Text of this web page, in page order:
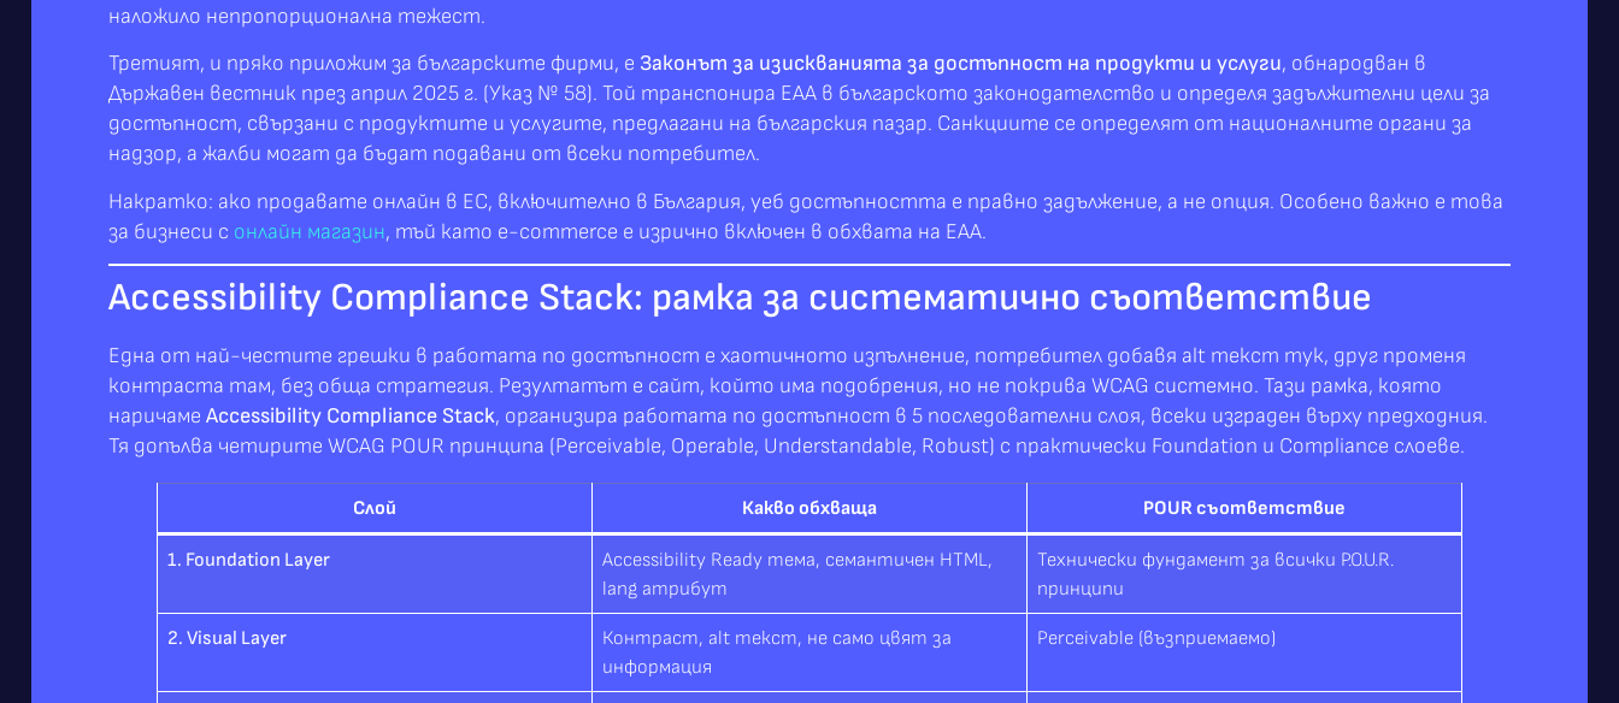
наложило непропорционална тежест.
Третият, и пряко приложим за българските фирми, е Законът за изискванията за достъпност на продукти и услуги, обнародван в
Държавен вестник през април 2025 г. (Указ № 58). Той транспонира EAA в българското законодателство и определя задължителни цели за
достъпност, свързани с продуктите и услугите, предлагани на българския пазар. Санкциите се определят от националните органи за
надзор, а жалби могат да бъдат подавани от всеки потребител.
Накратко: ако продавате онлайн в ЕС, включително в България, уеб достъпността е правно задължение, а не опция. Особено важно е това
за бизнеси с онлайн магазин, тъй като e-commerce е изрично включен в обхвата на EAA.
Accessibility Compliance Stack: рамка за систематично съответствие
Една от най-честите грешки в работата по достъпност е хаотичното изпълнение, потребител добавя alt текст тук, друг променя
контраста там, без обща стратегия. Резултатът е сайт, който има подобрения, но не покрива WCAG системно. Тази рамка, която
наричаме Accessibility Compliance Stack, организира работата по достъпност в 5 последователни слоя, всеки изграден върху предходния.
Тя допълва четирите WCAG POUR принципа (Perceivable, Operable, Understandable, Robust) с практически Foundation и Compliance слоеве.
Слой Какво обхваща POUR съответствие
1. Foundation Layer
Accessibility Ready тема, семантичен HTML,
lang атрибут
Технически фундамент за всички P.O.U.R.
принципи
2. Visual Layer
Контраст, alt текст, не само цвят за
информация
Perceivable (възприемаемо)